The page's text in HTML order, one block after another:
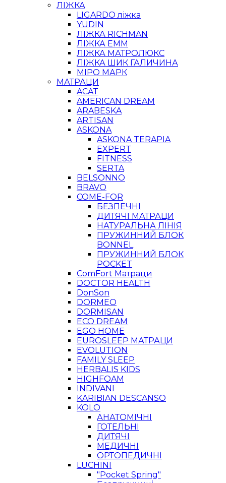
ЛІЖКА
LIGARDO ліжка
YUDIN
ЛІЖКА RICHMAN
ЛІЖКА ЕММ
ЛІЖКА МАТРОЛЮКС
ЛІЖКА ШИК ГАЛИЧИНА
МІРО МАРК
МАТРАЦИ
ACAT
AMERICAN DREAM
ARABESKA
ARTISAN
ASKONA
ASKONA TERAPIA
EXPERT
FITNESS
SERTA
BELSONNO
BRAVO
COME-FOR
БЕЗПЕЧНІ
ДИТЯЧІ МАТРАЦИ
НАТУРАЛЬНА ЛІНІЯ
ПРУЖИННИЙ БЛОК
BONNEL
ПРУЖИННИЙ БЛОК
POCKET
ComFort Матраци
DOCTOR HEALTH
DonSon
DORMEO
DORMISAN
ECO DREAM
EGO HOME
EUROSLEEP МАТРАЦИ
EVOLUTION
FAMILY SLEEP
HERBALIS KIDS
HIGHFOAM
INDIVANI
KARIBIAN DESCANSO
KOLO
АНАТОМІЧНІ
ГОТЕЛЬНІ
ДИТЯЧІ
МЕДИЧНІ
ОРТОПЕДИЧНІ
LUCHINI
"Pocket Spring"